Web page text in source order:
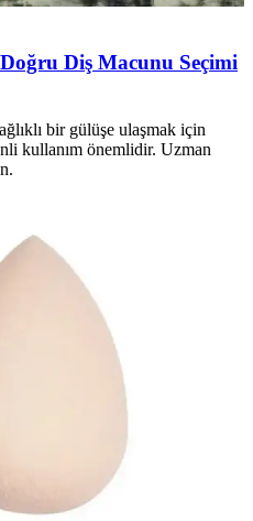
Diş Macunu Seçimi
bir gülüşe ulaşmak için
kullanım önemlidir. Uzman